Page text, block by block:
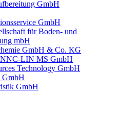
GmbH
GmbH
für Boden- und
mbH
GmbH & Co. KG
LIN MS GmbH
Technology GmbH
GmbH
GmbH